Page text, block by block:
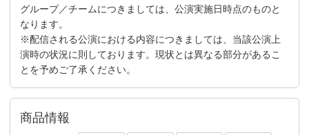
グループ／チームにつきましては、公演実施日時点のものと
なります。
※配信される公演における内容につきましては、当該公演上
演時の状況に則しております。現状とは異なる部分があるこ
とを予めご了承ください。
商品情報